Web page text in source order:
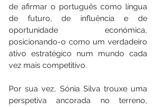
de afirmar o português como língua
de futuro, de influência e de
oportunidade económica,
posicionando-o como um verdadeiro
ativo estratégico num mundo cada
vez mais competitivo.
Por sua vez, Sónia Silva trouxe uma
perspetiva ancorada no terreno,